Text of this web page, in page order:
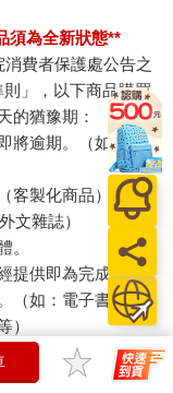
須為全新狀態**
費者保護處公告之
則」，以下商品購買
的猶豫期：
將逾期。（如：生
客製化商品）
文雜誌）
。
提供即為完成之線
（如：電子書、電
）
褲、刮鬍刀、除毛